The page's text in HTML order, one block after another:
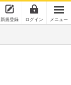
新規登録 ログイン メニュー